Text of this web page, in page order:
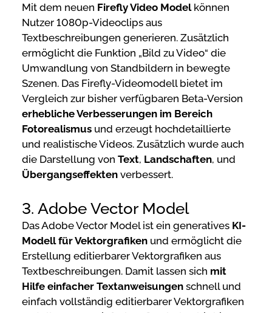
Mit dem neuen Firefly Video Modelkönnen
Nutzer 1080p-Videoclips aus
Textbeschreibungen generieren. Zusätzlich
ermöglicht die Funktion „Bild zu Video“ die
Umwandlung von Standbildern in bewegte
Szenen. Das Firefly-Videomodell bietet im
Vergleich zur bisher verfügbaren Beta-Version
erhebliche Verbesserungen im Bereich
Fotorealismus und erzeugt hochdetaillierte
und realistische Videos. Zusätzlich wurde auch
die Darstellung von Text, Landschaften, und
Übergangseffekten verbessert.
3. Adobe Vector Model
Das Adobe Vector Model ist ein generatives KI-
Modell für Vektorgrafiken und ermöglicht die
Erstellung editierbarer Vektorgrafiken aus
Textbeschreibungen. Damit lassen sich mit
Hilfe einfacher Textanweisungen schnell und
einfach vollständig editierbarer Vektorgrafiken